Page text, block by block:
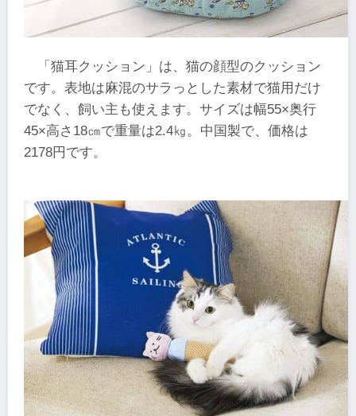
「猫耳クッション」は、猫の顔型のクッション
です。表地は麻混のサラっとした素材で猫用だけ
でなく、飼い主も使えます。サイズは幅55×奥行
45×高さ18㎝で重量は2.4㎏。中国製で、価格は
2178円です。